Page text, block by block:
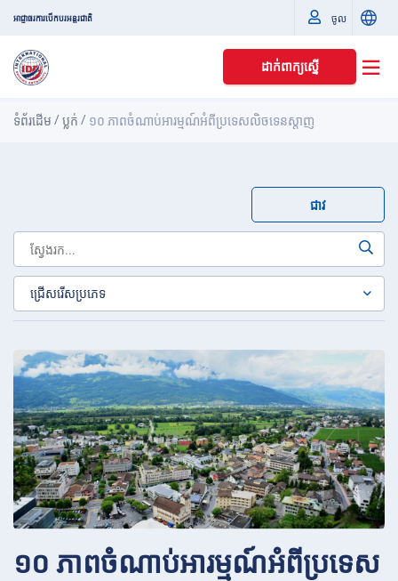
អាជ្ញាធរការបើកបរអន្តរជាតិ ចូល
ដាក់ពាក្យស្នើ
ទំព័រដើម /ប្លក់ / ១០ ភាពចំណាប់អារម្មណ៍អំពីប្រទេសលិចទេនស្តាញ
ជាវ
១០ ភាពចំណាប់អារម្មណ៍អំពីប្រទេស